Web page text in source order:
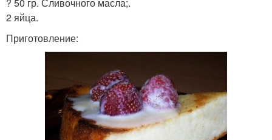
2 яйца.
Приготовление: